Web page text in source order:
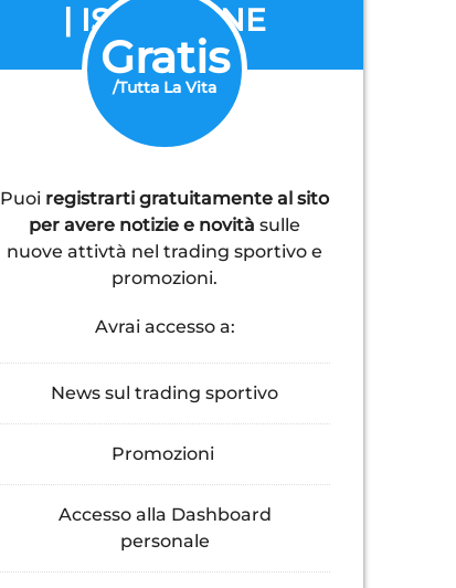
| ISCRIZIONE
GRATUITA
Gratis
/Tutta La Vita
Puoi registrarti gratuitamente al sito
per avere notizie e novità sulle
nuove attivtà nel trading sportivo e
promozioni.
Avrai accesso a:
News sul trading sportivo
Promozioni
Accesso alla Dashboard
personale